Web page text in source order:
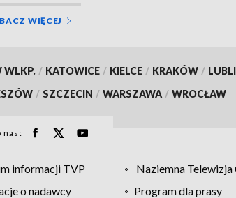
WIĘCEJ
WLKP. / KATOWICE / KIELCE / KRAKÓW /
/ SZCZECIN / WARSZAWA / WROCŁAW
nas:
informacji TVP Naziemna
o nadawcy
Program dla prasy